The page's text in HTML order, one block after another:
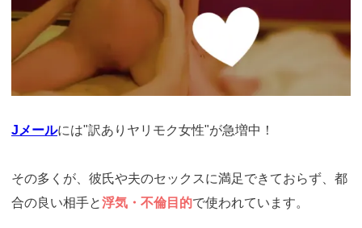
Jメールには"訳ありヤリモク女性"が急増中！
その多くが、彼氏や夫のセックスに満足できておらず、都
合の良い相手と浮気・不倫目的で使われています。